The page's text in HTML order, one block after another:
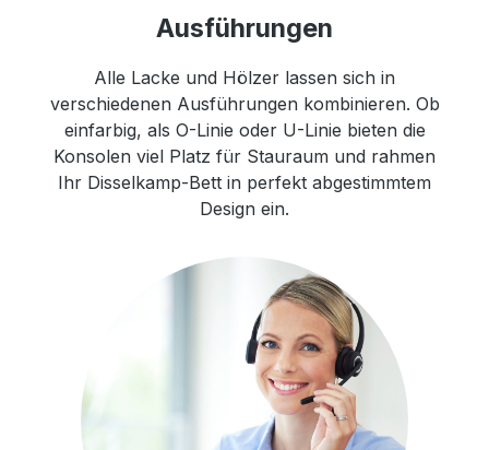
Ausführungen
Alle Lacke und Hölzer lassen sich in
verschiedenen Ausführungen kombinieren. Ob
einfarbig, als O-Linie oder U-Linie bieten die
Konsolen viel Platz für Stauraum und rahmen
Ihr Disselkamp-Bett in perfekt abgestimmtem
Design ein.